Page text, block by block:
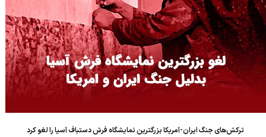
ترکش‌های جنگ ایران-آمریکا بزرگترین نمایشگاه فرش دستباف آسیا را لغو کرد